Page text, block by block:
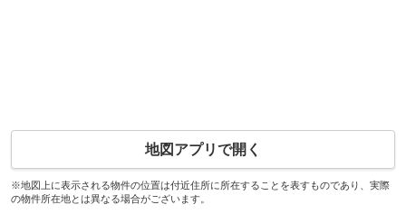
地図アプリで開く
※地図上に表示される物件の位置は付近住所に所在することを表すものであり、実際
の物件所在地とは異なる場合がございます。